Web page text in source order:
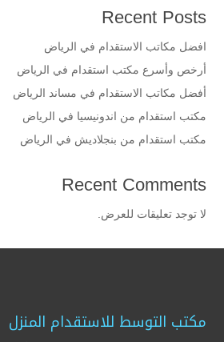
Recent Posts
افضل مكاتب الاستقدام في الرياض
أرخص وأسرع مكتب استقدام في الرياض
أفضل مكاتب الاستقدام في مساند الرياض
مكتب استقدام من اندونيسيا في الرياض
مكتب استقدام من بنجلاديش في الرياض
Recent Comments
لا توجد تعليقات للعرض.
مكتب التوسط للاستقدام المنزل